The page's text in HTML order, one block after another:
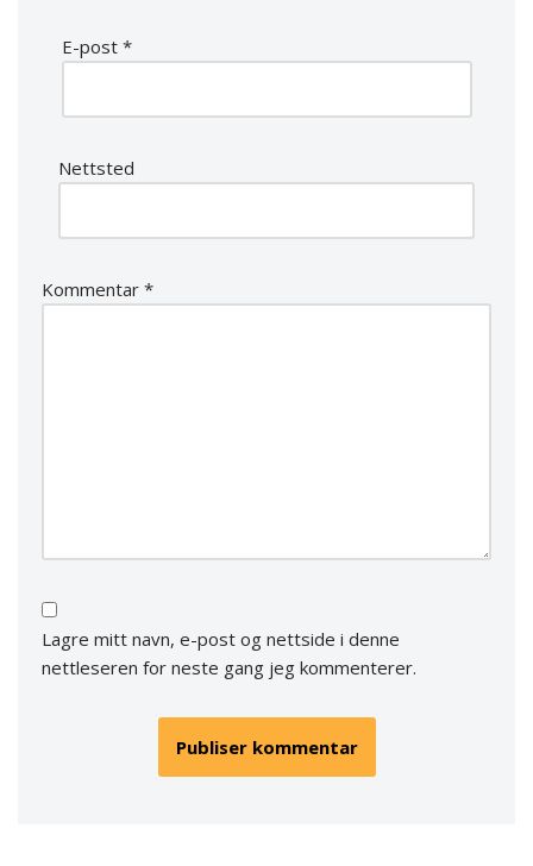
E-post *
Nettsted
Kommentar *
Lagre mitt navn, e-post og nettside i denne
nettleseren for neste gang jeg kommenterer.